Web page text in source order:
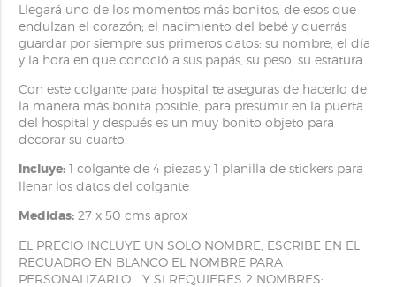
Llegará uno de los momentos más bonitos, de esos que
endulzan el corazón; el nacimiento del bebé y querrás
guardar por siempre sus primeros datos: su nombre, el día
y la hora en que conoció a sus papás, su peso, su estatura..
Con este colgante para hospital te aseguras de hacerlo de
la manera más bonita posible, para presumir en la puerta
del hospital y después es un muy bonito objeto para
decorar su cuarto.
Incluye:1 colgante de 4 piezas y 1 planilla de stickers para
llenar los datos del colgante
Medidas:27 x 50 cms aprox
EL PRECIO INCLUYE UN SOLO NOMBRE, ESCRIBE EN EL
RECUADRO EN BLANCO EL NOMBRE PARA
PERSONALIZARLO... Y SI REQUIERES 2 NOMBRES: